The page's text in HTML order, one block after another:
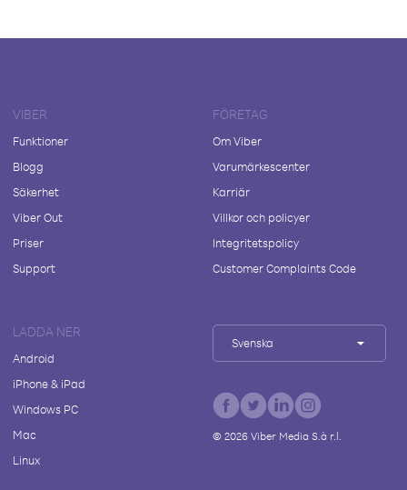
VIBER
Funktioner
Blogg
Säkerhet
Viber Out
Priser
Support
FÖRETAG
Om Viber
Varumärkescenter
Karriär
Villkor och policyer
Integritetspolicy
Customer Complaints Code
LADDA NER
Android
iPhone & iPad
Windows PC
Mac
Linux
Svenska
© 2026Viber Media S.à r.l.